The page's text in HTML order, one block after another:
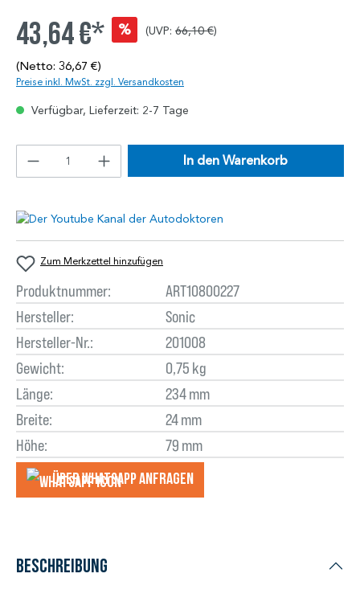
43,64 €* % (UVP: 66,10 €)
(Netto: 36,67 €)
Preise inkl. MwSt. zzgl. Versandkosten
Verfügbar, Lieferzeit: 2-7 Tage
In den Warenkorb
Zum Merkzettel hinzufügen
Produktnummer:
ART10800227
Hersteller:
Sonic
Hersteller-Nr.:
201008
Gewicht:
0,75 kg
Länge:
234 mm
Breite:
24 mm
Höhe:
79 mm
Über WhatsApp anfragеn
Beschreibung